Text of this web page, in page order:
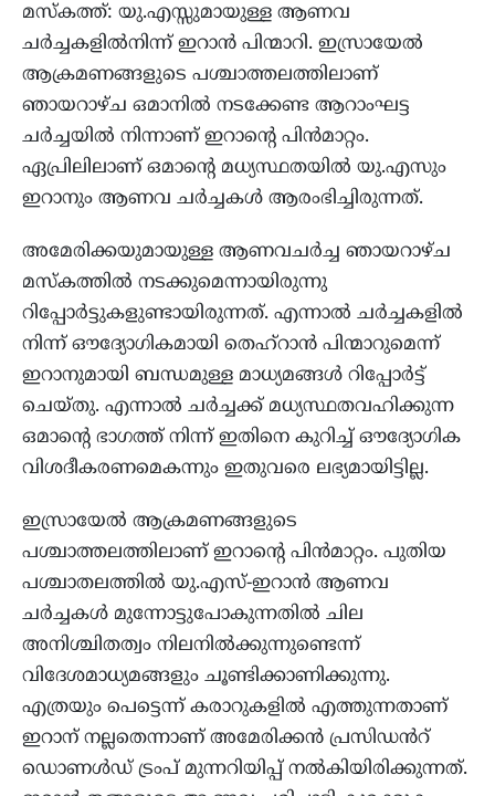
മസ്‌കത്ത്: യു.എസ്സുമായുള്ള ആണവ
ചർച്ചകളിൽനിന്ന് ഇറാൻ പിന്മാറി. ഇസ്രായേൽ
ആക്രമണങ്ങളുടെ പശ്ചാത്തലത്തിലാണ്
ഞായറാഴ്ച ഒമാനിൽ നടക്കേണ്ട ആറാംഘട്ട
ചർച്ചയിൽ നിന്നാണ് ഇറാന്റെ പിൻമാറ്റം.
ഏപ്രിലിലാണ് ഒമാന്റെ മധ്യസ്ഥതയിൽ യു.എസും
ഇറാനും ആണവ ചർച്ചകൾ ആരംഭിച്ചിരുന്നത്.
അമേരിക്കയുമായുള്ള ആണവചർച്ച ഞായറാഴ്ച
മസ്‌കത്തിൽ നടക്കുമെന്നായിരുന്നു
റിപ്പോർട്ടുകളുണ്ടായിരുന്നത്. എന്നാൽ ചർച്ചകളിൽ
നിന്ന് ഔദ്യോഗികമായി തെഹ്റാൻ പിന്മാറുമെന്ന്
ഇറാനുമായി ബന്ധമുള്ള മാധ്യമങ്ങൾ റിപ്പോർട്ട്
ചെയ്തു. എന്നാൽ ചർച്ചക്ക് മധ്യസ്ഥതവഹിക്കുന്ന
ഒമാന്റെ ഭാഗത്ത് നിന്ന് ഇതിനെ കുറിച്ച് ഔദ്യോഗിക
വിശദീകരണമെകന്നും ഇതുവരെ ലഭ്യമായിട്ടില്ല.
ഇസ്രായേൽ ആക്രമണങ്ങളുടെ
പശ്ചാത്തലത്തിലാണ് ഇറാന്റെ പിൻമാറ്റം. പുതിയ
പശ്ചാതലത്തിൽ യു.എസ്-ഇറാൻ ആണവ
ചർച്ചകൾ മുന്നോട്ടുപോകുന്നതിൽ ചില
അനിശ്ചിതത്വം നിലനിൽക്കുന്നുണ്ടെന്ന്
വിദേശമാധ്യമങ്ങളും ചൂണ്ടിക്കാണിക്കുന്നു.
എത്രയും പെട്ടെന്ന് കരാറുകളിൽ എത്തുന്നതാണ്
ഇറാന് നല്ലതെന്നാണ് അമേരിക്കൻ പ്രസിഡൻറ്
ഡൊണൾഡ് ട്രംപ് മുന്നറിയിപ്പ് നൽകിയിരിക്കുന്നത്.